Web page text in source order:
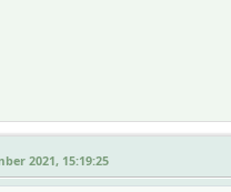
2021, 15:19:25